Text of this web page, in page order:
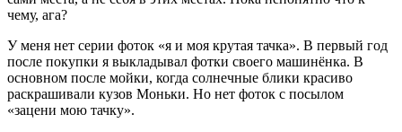
чему, ага?
У меня нет серии фоток «я и моя крутая тачка». В первый год
после покупки я выкладывал фотки своего машинёнка. В
основном после мойки, когда солнечные блики красиво
раскрашивали кузов Моньки. Но нет фоток с посылом
«зацени мою тачку».